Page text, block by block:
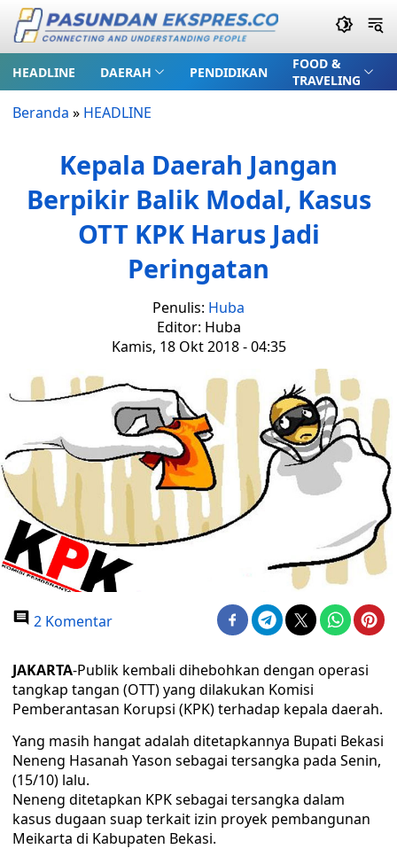
HEADLINE DAERAH PENDIDIKAN
FOOD &
TRAVELING
Beranda » HEADLINE
Kepala Daerah Jangan
Berpikir Balik Modal, Kasus
OTT KPK Harus Jadi
Peringatan
Penulis: Huba
Editor: Huba
Kamis, 18 Okt 2018 - 04:35
2 Komentar
JAKARTA-Publik kembali dihebohkan dengan operasi
tangkap tangan (OTT) yang dilakukan Komisi
Pemberantasan Korupsi (KPK) terhadap kepala daerah.
Yang masih hangat adalah ditetapkannya Bupati Bekasi
Neneng Hasanah Yason sebagai tersangka pada Senin,
(15/10) lalu.
Neneng ditetapkan KPK sebagai tersangka dalam
kasus dugaan suap terkait izin proyek pembangunan
Meikarta di Kabupaten Bekasi.